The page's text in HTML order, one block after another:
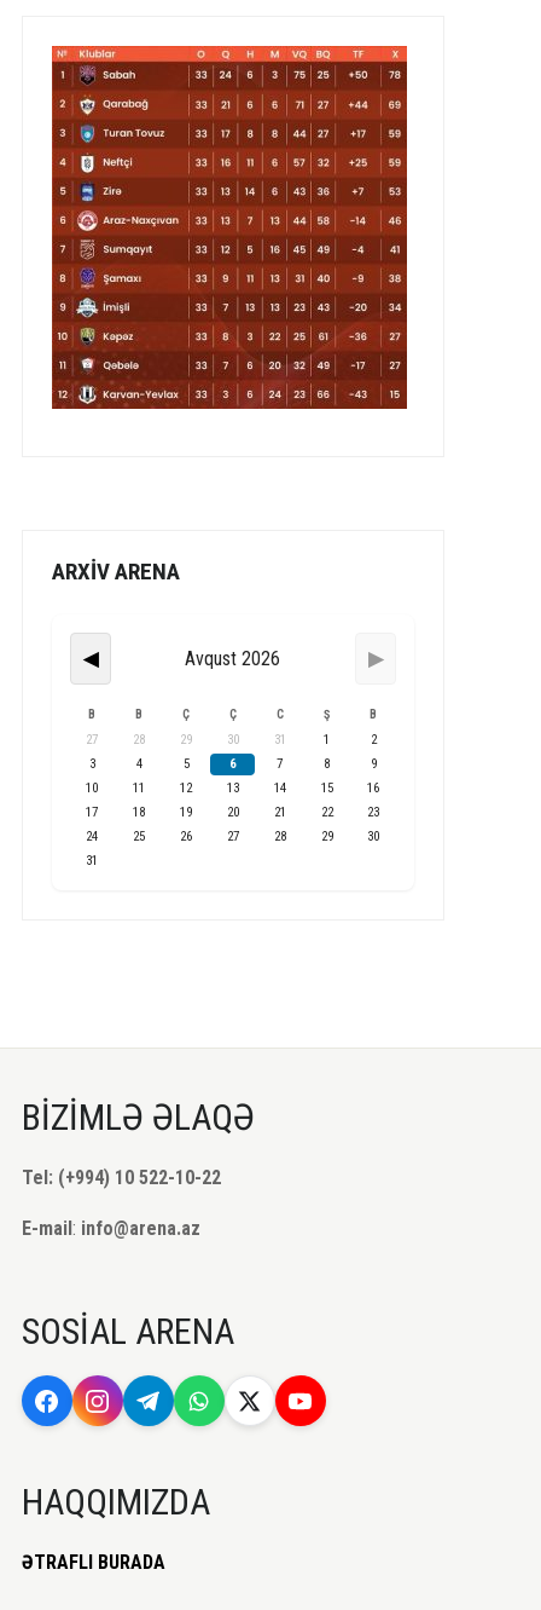
ARXİV ARENA
◀ Avqust 2026 ▶
B B Ç Ç C Ş B
27 28 29 30 31 1
2
3
4 5 6 7 8
9
10
11 12 13 14 15
16
17
18 19 20 21 22
23
24
25 26 27 28 29
30
31
BİZİMLƏ ƏLAQƏ
Tel: (+994) 10 522-10-22
E-mail: info@arena.az
SOSİAL ARENA
HAQQIMIZDA
ƏTRAFLI BURADA